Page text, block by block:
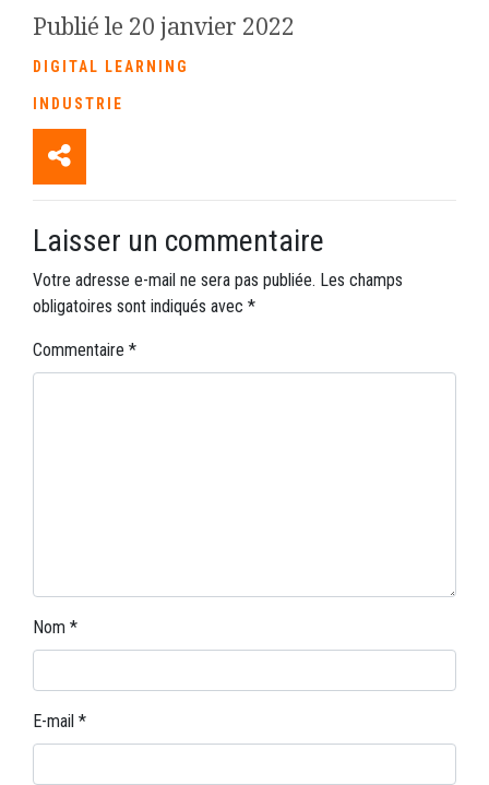
Publié le 20 janvier 2022
DIGITAL LEARNING
INDUSTRIE
Laisser un commentaire
Votre adresse e-mail ne sera pas publiée. Les champs
obligatoires sont indiqués avec *
Commentaire *
Nom *
E-mail *